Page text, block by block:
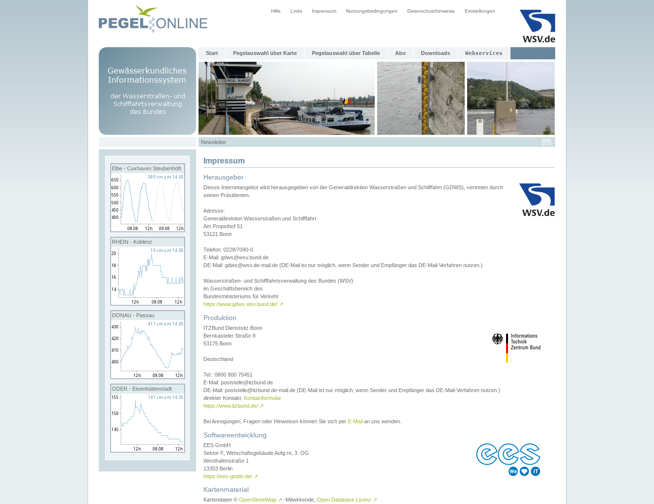
Hilfe Links Impressum Nutzungsbedingungen Datenschutzhinweise Einstellungen
Start Pegelauswahl über Karte Pegelauswahl über Tabelle Abo Downloads Webservices
Newsletter
Elbe - Cuxhaven Steubenhöft
RHEIN - Koblenz
DONAU - Passau
ODER - Eisenhüttenstadt
Impressum
Herausgeber
Dieses Internetangebot wird herausgegeben von der Generaldirektion Wasserstraßen und Schifffahrt (GDWS), vertreten durch
seinen Präsidenten.
Adresse:
Generaldirektion Wasserstraßen und Schifffahrt
Am Propsthof 51
53121 Bonn
Telefon: 0228/7090-0
E-Mail: gdws@wsv.bund.de
DE-Mail: gdws@wsv.de-mail.de (DE-Mail ist nur möglich, wenn Sender und Empfänger das DE-Mail-Verfahren nutzen.)
Wasserstraßen- und Schifffahrtsverwaltung des Bundes (WSV)
im Geschäftsbereich des
Bundesministeriums für Verkehr
https://www.gdws.wsv.bund.de/ ↗
Produktion
ITZBund Dienstsitz Bonn
Bernkasteler Straße 8
53175 Bonn
Deutschland
Tel.: 0800 800 75451
E-Mail: poststelle@itzbund.de
DE-Mail: poststelle@itzbund.de-mail.de (DE-Mail ist nur möglich, wenn Sender und Empfänger das DE-Mail-Verfahren nutzen.)
direkter Kontakt: Kontaktformular
https://www.itzbund.de/ ↗
Bei Anregungen, Fragen oder Hinweisen können Sie sich per E-Mail an uns wenden.
Softwareentwicklung
EES GmbH
Sektor F, Wirtschaftsgebäude Aufg.re, 3. OG
Westhafenstraße 1
13353 Berlin
https://ees-gmbh.de/ ↗
Kartenmaterial
Kartendaten © OpenStreetMap ↗ -Mitwirkende, Open Database Lizenz ↗